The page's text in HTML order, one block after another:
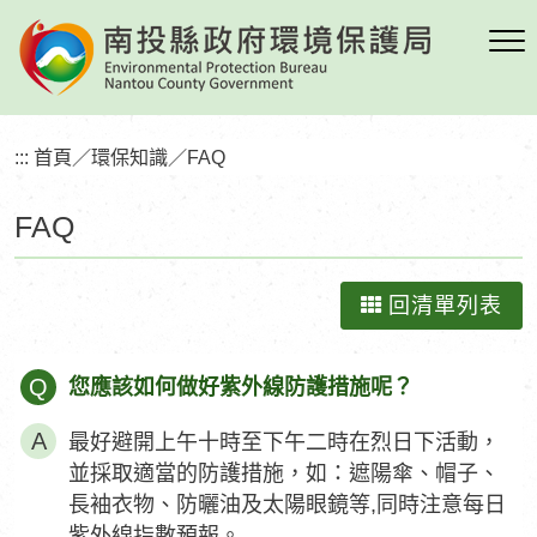
到
要
塊FAQ
::: 首頁 ／環保知識／FAQ
回清單列表
Q 您應該如何做好紫外線防護措施呢？
最好避開上午十時至下午二時在烈日下活動，
並採取適當的防護措施，如：遮陽傘、帽子、
長袖衣物、防曬油及太陽眼鏡等,同時注意每日